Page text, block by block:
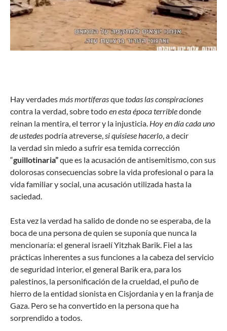
Hay verdadesmás mortíferasquetodas las conspiraciones
contra la verdad, sobre todoen esta época terribledonde
reinan la mentira, el terror y la injusticia. Hoy en día cada uno
de ustedes podría atreverse, si quisiese hacerlo , a decir
la verdad sin miedo a sufrir esa temida corrección
“guillotinaria”que es la acusación de antisemitismo, con sus
dolorosas consecuencias sobre la vida profesional o para la
vida familiar y social, una acusación utilizada hasta la
saciedad.
Esta vez la verdad ha salido de donde no se esperaba, de la
boca de una persona de quien se suponía que nunca la
mencionaría: el general israelí Yitzhak Barik. Fiel a las
prácticas inherentes a sus funciones a la cabeza del servicio
de seguridad interior, el general Barik era, para los
palestinos, la personificación de la crueldad, el puño de
hierro de la entidad sionista en Cisjordania y en la franja de
Gaza. Pero se ha convertido en la persona que ha
sorprendido a todos.